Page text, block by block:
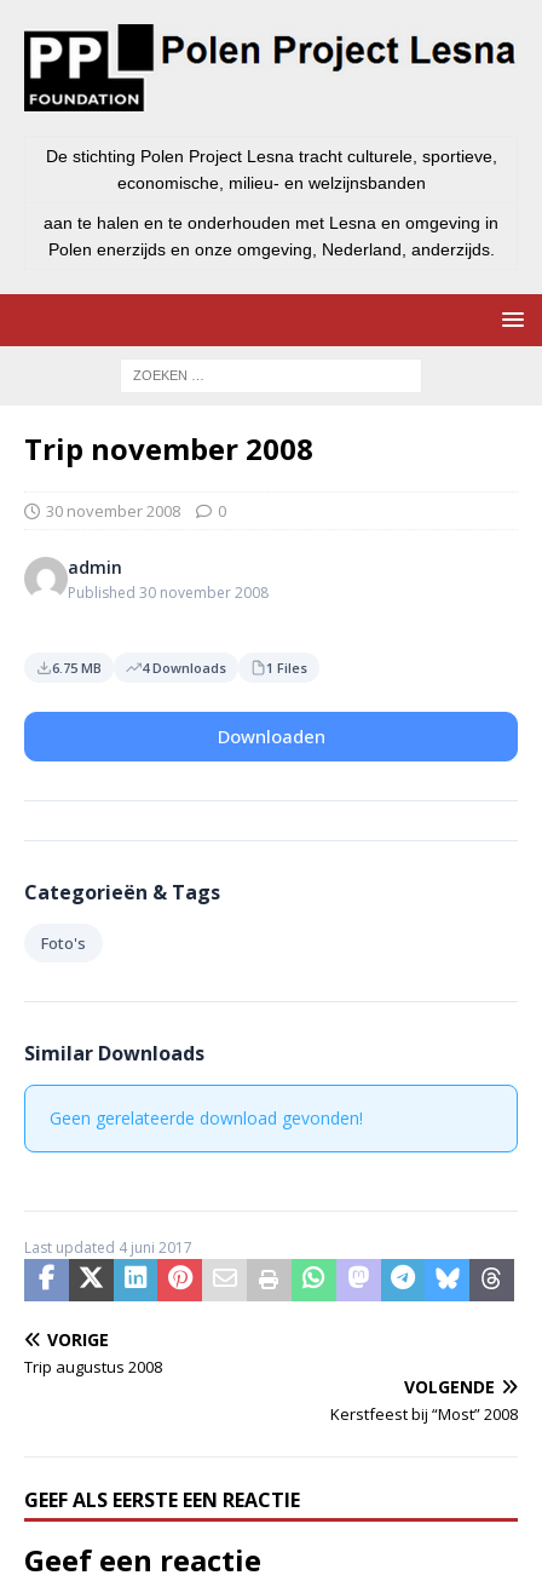
De stichting Polen Project Lesna tracht culturele, sportieve,
economische, milieu- en welzijnsbanden
aan te halen en te onderhouden met Lesna en omgeving in
Polen enerzijds en onze omgeving, Nederland, anderzijds.
Trip november 2008
30 november 2008 0
admin
Published 30 november 2008
6.75 MB 4 Downloads 1 Files
Downloaden
Categorieën & Tags
Foto's
Similar Downloads
Geen gerelateerde download gevonden!
Last updated 4 juni 2017
VORIGE
Trip augustus 2008
VOLGENDE
Kerstfeest bij “Most” 2008
GEEF ALS EERSTE EEN REACTIE
Geef een reactie